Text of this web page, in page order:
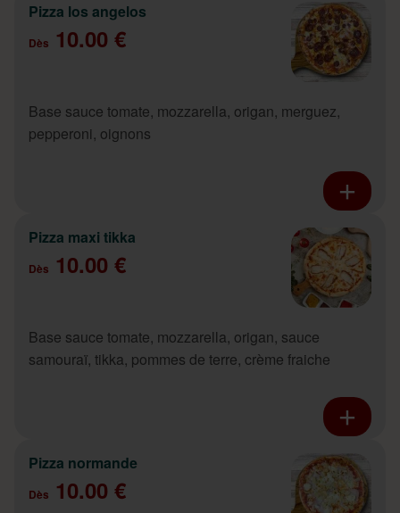
Pizza los angelos
Dès 10.00 €
Base sauce tomate, mozzarella, origan, merguez,
pepperoni, oignons
Pizza maxi tikka
Dès 10.00 €
Base sauce tomate, mozzarella, origan, sauce
samouraï, tikka, pommes de terre, crème fraiche
Pizza normande
Dès 10.00 €